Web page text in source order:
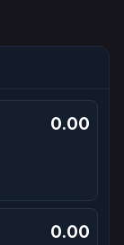
0.00
0.00